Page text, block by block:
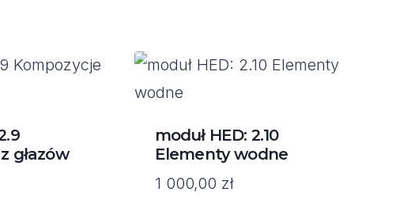
głazów
moduł HED: 2.10
Elementy wodne
1 000,00 zł